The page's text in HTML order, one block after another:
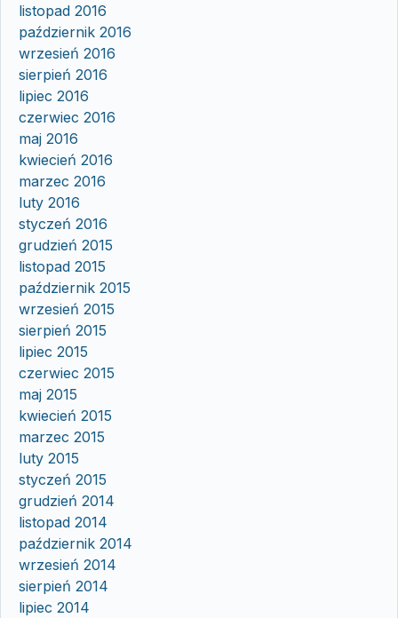
listopad 2016
październik 2016
wrzesień 2016
sierpień 2016
lipiec 2016
czerwiec 2016
maj 2016
kwiecień 2016
marzec 2016
luty 2016
styczeń 2016
grudzień 2015
listopad 2015
październik 2015
wrzesień 2015
sierpień 2015
lipiec 2015
czerwiec 2015
maj 2015
kwiecień 2015
marzec 2015
luty 2015
styczeń 2015
grudzień 2014
listopad 2014
październik 2014
wrzesień 2014
sierpień 2014
lipiec 2014